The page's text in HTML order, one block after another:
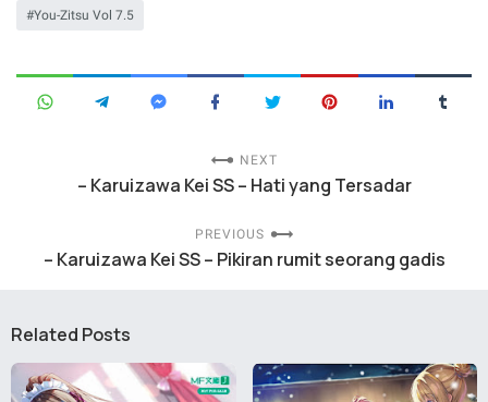
You-Zitsu Vol 7.5
NEXT
– Karuizawa Kei SS – Hati yang Tersadar
PREVIOUS
– Karuizawa Kei SS – Pikiran rumit seorang gadis
Related Posts